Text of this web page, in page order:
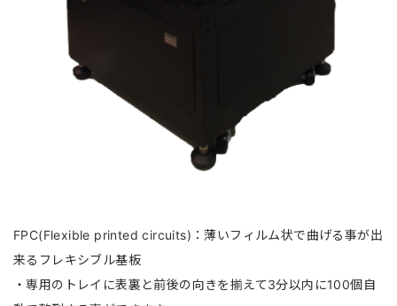
FPC(Flexible printed circuits)：薄いフィルム状で曲げる事が出
来るフレキシブル基板
・専用のトレイに表裏と前後の向きを揃えて3分以内に100個自